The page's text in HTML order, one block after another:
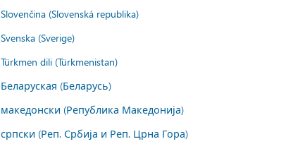
Slovenčina (Slovenská republika)
Svenska (Sverige)
Türkmen dili (Türkmenistan)
Беларуская (Беларусь)
македонски (Република Македонија)
српски (Реп. Србија и Реп. Црна Гора)